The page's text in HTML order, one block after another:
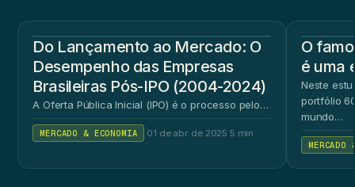
Do Lançamento ao Mercado: O
Desempenho das Empresas
Brasileiras Pós-IPO (2004-2024)
A Oferta Pública Inicial (IPO) é o processo pelo…
MERCADO & ECONOMIA 01 de abr. de 2025 5 min
O
é uma
Neste
portfólio
mundo…
MERCADO